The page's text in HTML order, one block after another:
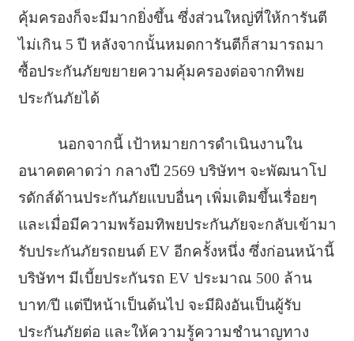
คุ้มครองก็จะมีมากยิ่งขึ้น ซึ่งส่วนใหญ่ที่ให้การันตี
ไม่เกิน 5 ปี หลังจากนั้นหมดการันตีก็สามารถมา
ซื้อประกันภัยขยายความคุ้มครองต่อจากทิพย
ประกันภัยได้
นอกจากนี้ เป้าหมายการดำเนินงานใน
อนาคตคาดว่า กลางปี 2569 บริษัทฯ จะพัฒนาโป
รดักส์ด้านประกันภัยแบบอื่นๆ เพิ่มเติมขึ้นเรื่อยๆ
และเมื่อมีความพร้อมทิพยประกันภัยจะกลับเข้ามา
รับประกันภัยรถยนต์ EV อีกครั้งหนึ่ง ซึ่งก่อนหน้านี้
บริษัทฯ มีเบี้ยประกันรถ EV ประมาณ 500 ล้าน
บาท/ปี แต่ปีหน้าเป็นต้นไป จะมีผิงอันเป็นผู้รับ
ประกันภัยต่อ และให้ความรู้ความชำนาญทาง